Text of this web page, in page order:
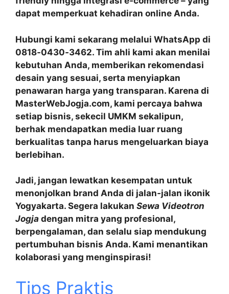
dapat memperkuat kehadiran online Anda.
Hubungi kami sekarang melalui WhatsApp di
0818‑0430‑3462. Tim ahli kami akan menilai
kebutuhan Anda, memberikan rekomendasi
desain yang sesuai, serta menyiapkan
penawaran harga yang transparan. Karena di
MasterWebJogja.com, kami percaya bahwa
setiap bisnis, sekecil UMKM sekalipun,
berhak mendapatkan media luar ruang
berkualitas tanpa harus mengeluarkan biaya
berlebihan.
Jadi, jangan lewatkan kesempatan untuk
menonjolkan brand Anda di jalan‑jalan ikonik
Yogyakarta. Segera lakukan Sewa Videotron
Jogja dengan mitra yang profesional,
berpengalaman, dan selalu siap mendukung
pertumbuhan bisnis Anda. Kami menantikan
kolaborasi yang menginspirasi!
Tips Praktis